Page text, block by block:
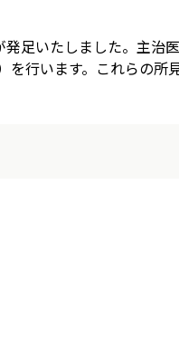
足いたしました。主治
行います。これらの所